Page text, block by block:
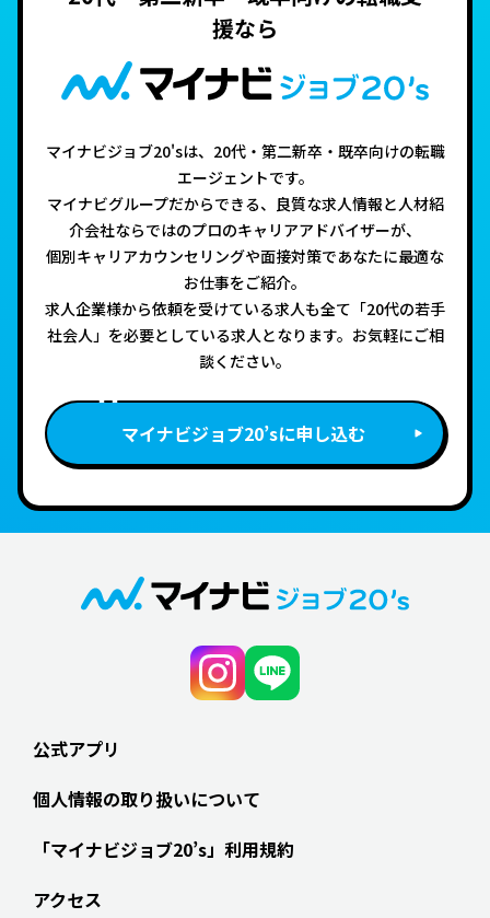
援なら
マイナビジョブ20'sは、20代・第二新卒・既卒向けの転職
エージェントです。
マイナビグループだからできる、良質な求人情報と人材紹
介会社ならではのプロのキャリアアドバイザーが、
個別キャリアカウンセリングや面接対策であなたに最適な
お仕事をご紹介。
求人企業様から依頼を受けている求人も全て「20代の若手
社会人」を必要としている求人となります。お気軽にご相
談ください。
マイナビジョブ20’sに申し込む
公式アプリ
個人情報の取り扱いについて
「マイナビジョブ20’s」利用規約
アクセス